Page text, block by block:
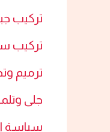
تركيب
تركيب
ترميم
جلى
سياسة